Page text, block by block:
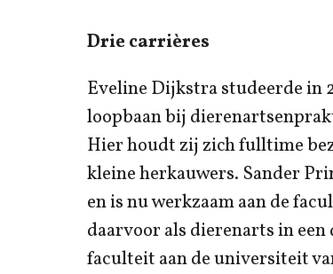
Drie carrières
Eveline Dijkstra studeerde in
loopbaan bij
Hier houdt zij zich fulltime
kleine herkauwers. Sander
en is nu werkzaam aan de
daarvoor als dierenarts in
faculteit aan de universiteit